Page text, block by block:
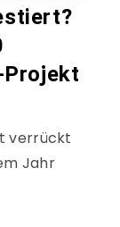
Projekt
verrückt
Jahr